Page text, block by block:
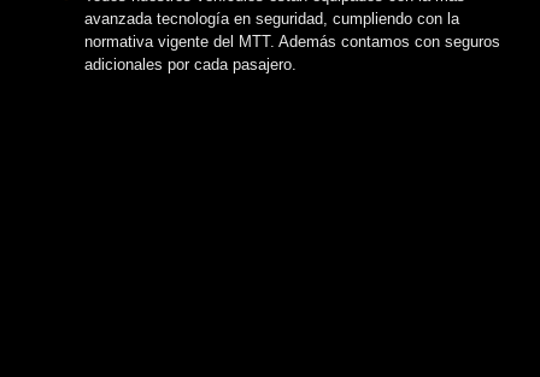
avanzada tecnología en seguridad, cumpliendo con la
normativa vigente del MTT. Además contamos con seguros
adicionales por cada pasajero.